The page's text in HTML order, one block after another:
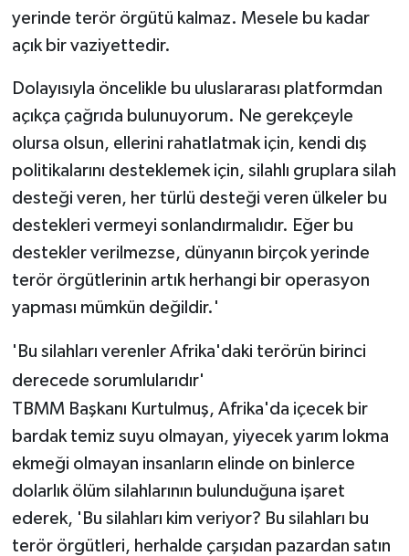
yerinde terör örgütü kalmaz. Mesele bu kadar
açık bir vaziyettedir.
Dolayısıyla öncelikle bu uluslararası platformdan
açıkça çağrıda bulunuyorum. Ne gerekçeyle
olursa olsun, ellerini rahatlatmak için, kendi dış
politikalarını desteklemek için, silahlı gruplara silah
desteği veren, her türlü desteği veren ülkeler bu
destekleri vermeyi sonlandırmalıdır. Eğer bu
destekler verilmezse, dünyanın birçok yerinde
terör örgütlerinin artık herhangi bir operasyon
yapması mümkün değildir.'
'Bu silahları verenler Afrika'daki terörün birinci
derecede sorumlularıdır'
TBMM Başkanı Kurtulmuş, Afrika'da içecek bir
bardak temiz suyu olmayan, yiyecek yarım lokma
ekmeği olmayan insanların elinde on binlerce
dolarlık ölüm silahlarının bulunduğuna işaret
ederek, 'Bu silahları kim veriyor? Bu silahları bu
terör örgütleri, herhalde çarşıdan pazardan satın